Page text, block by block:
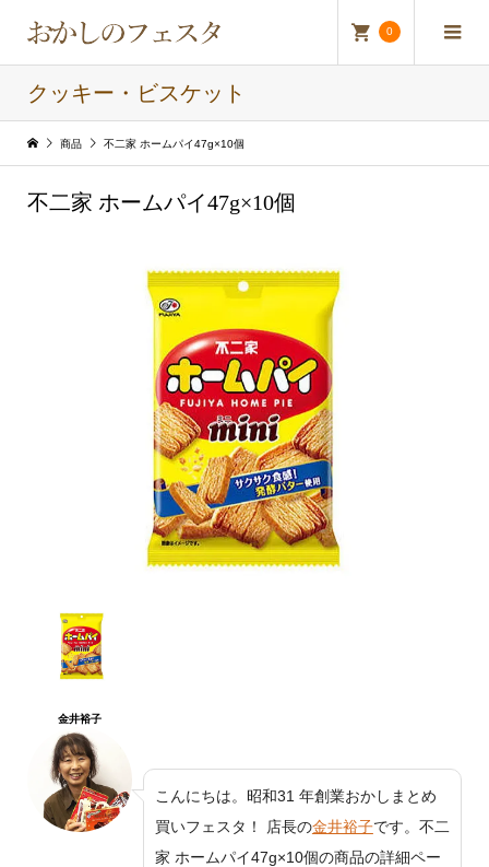
0
クッキー・ビスケット
商品 不二家 ホームパイ47g×10個
不二家 ホームパイ47g×10個
金井裕子
こんにちは。昭和31 年創業おかしまとめ
買いフェスタ！ 店長の金井裕子です。不二
家 ホームパイ47g×10個の商品の詳細ペー